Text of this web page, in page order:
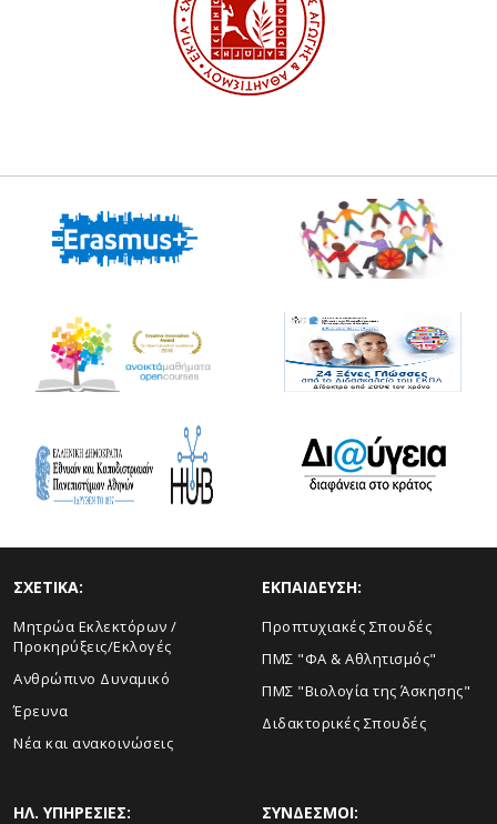
ΣΧΕΤΙΚΑ:
Μητρώα Εκλεκτόρων /
Προκηρύξεις/Εκλογές
Ανθρώπινο Δυναμικό
Έρευνα
Νέα και ανακοινώσεις
ΕΚΠΑΙΔΕΥΣΗ:
Προπτυχιακές Σπουδές
ΠΜΣ "ΦΑ & Αθλητισμός"
ΠΜΣ "Βιολογία της Άσκησης"
Διδακτορικές Σπουδές
ΗΛ. ΥΠΗΡΕΣΙΕΣ: ΣΥΝΔΕΣΜΟΙ: